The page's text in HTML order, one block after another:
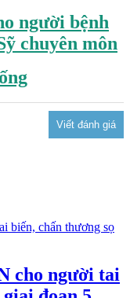
người bệnh
chuyên môn
cho người tai